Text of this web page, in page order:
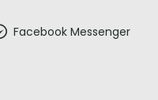
Facebook Messenger